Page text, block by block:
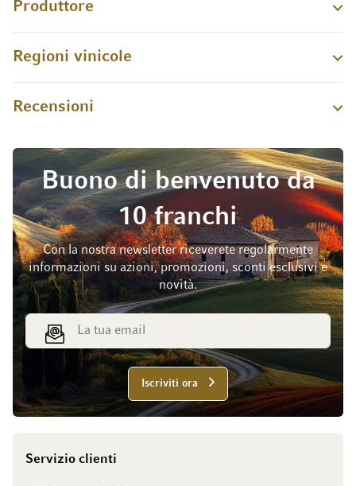
Produttore
Regioni vinicole
Recensioni
Buono di benvenuto da
10 franchi
Con la nostra newsletter riceverete regolarmente
informazioni su azioni, promozioni, sconti esclusivi e
novità.
Indirizzo email
Iscriviti ora
Servizio clienti